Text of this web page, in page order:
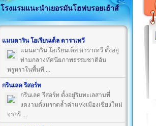
โรงแรมแนะนำเยอรมันโฮฟบรอยเฮ้าส์
แมนดาริน โอเรียนเต็ล ดาราเทวี
แมนดาริน โอเรียนเต็ล ดาราเทวี ตั้งอยู่
ท่ามกลางทัศนียภาพธรรมชาติอัน
หรูหราในพื้นที ...
กรีนเลค รีสอร์ท
กรีนเลค รีสอร์ท ตั้งอยู่ริมทะเลสาบที่
งดงามดั่งมรกตล้ำค่าแห่งเมืองเชียงใหม่
จากรี ...